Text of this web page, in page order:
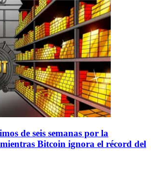
de seis semanas por la
Bitcoin ignora el récord del